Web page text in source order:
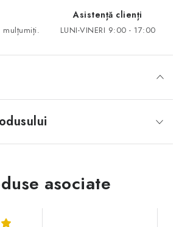
mulțumiți.
Asistență clienți
LUNI-VINERI 9:00 - 17:00
asociate